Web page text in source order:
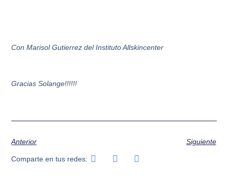
Con Marisol Gutierrez del Instituto Allskincenter
Gracias Solange!!!!!!
Anterior Siguiente
Comparte en tus redes: